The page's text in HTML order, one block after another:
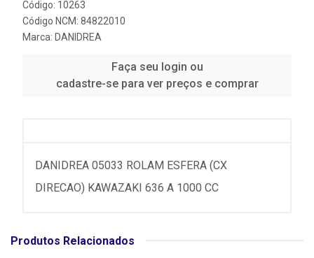
Código: 10263
Código NCM: 84822010
Marca: DANIDREA
Faça seu login ou
cadastre-se para ver preços e comprar
DANIDREA 05033 ROLAM ESFERA (CX
DIRECAO) KAWAZAKI 636 A 1000 CC
Produtos Relacionados